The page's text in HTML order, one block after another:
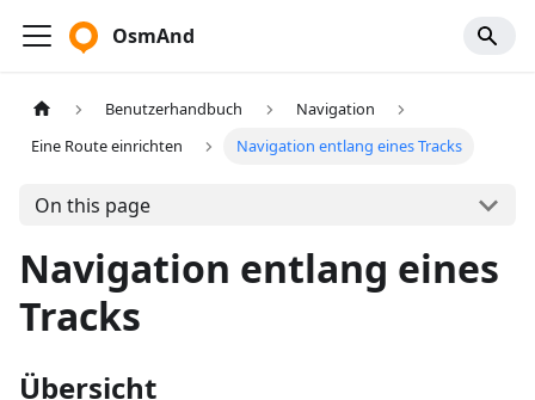
OsmAnd
Benutzerhandbuch
Navigation
Eine Route einrichten
Navigation entlang eines Tracks
On this page
Navigation entlang eines
Tracks
Übersicht